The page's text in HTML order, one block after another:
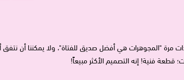
مرة "المجوهرات هي أفضل صديق للفتاة"، ولا يمكننا أن
فنية! إنه التصميم الأكثر مبيعاً!